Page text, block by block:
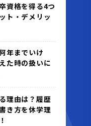
資格を得る4つ
ト・デメリッ
年までいけ
た時の扱いに
理由は？履歴
き方を休学理